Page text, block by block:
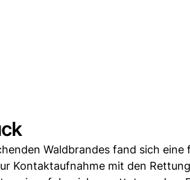
Waldbrandes fand sich eine
Kontaktaufnahme mit den